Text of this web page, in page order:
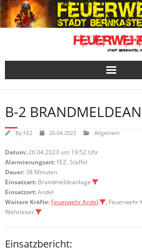
Skip
to
content
B-2
By FE2 26.04.2023 Allgemein
Datum:26.04.2023 um 19:52 Uhr
Alarmierungsart: FEZ, Staffel
Dauer:38 Minuten
Einsatzart: Brandmeldeanlage
Einsatzort:Andel
Weitere Kräfte: Feuerwehr Andel , Feuerwehr
Wehrleiter
Einsatzbericht: